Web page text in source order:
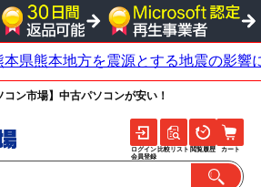
ン市場】中古パソコンが安い！
ログイン
会員登録
比較リスト 閲覧履歴 カート